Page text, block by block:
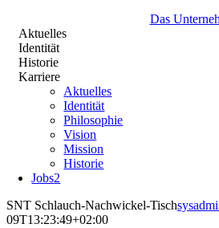
Das
Aktuelles
Identität
Historie
Karriere
Aktuelles
Identität
Philosophie
Vision
Mission
Historie
Jobs2
SNT Schlauch-Nachwickel-Tisch
09T13:23:49+02:00